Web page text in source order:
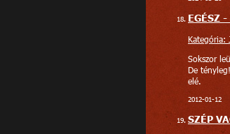
EGÉSZ -
Kategória:
Sokszor
De
elé.
2012-01-12
SZÉP